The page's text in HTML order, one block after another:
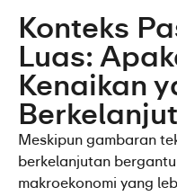
Konteks
Luas:
Kenaikan
Meskipun gambaran
berkelanjutan
makroekonomi yang